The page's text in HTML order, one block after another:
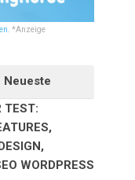
*Anzeige
Neueste
TEST:
WORDPRESS